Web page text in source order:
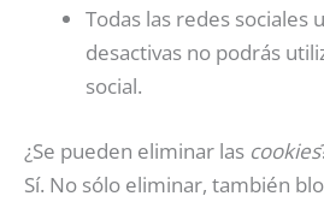
Todas las redes sociales
desactivas no podrás
social.
¿Se pueden eliminar las cookies
Sí. No sólo eliminar, también